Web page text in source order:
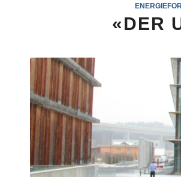
«DER